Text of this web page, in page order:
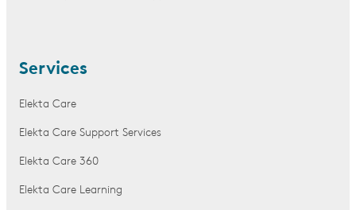
Services
Elekta Care
Elekta Care Support Services
Elekta Care 360
Elekta Care Learning